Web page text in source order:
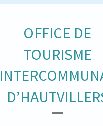
OFFICE DE
TOURISME